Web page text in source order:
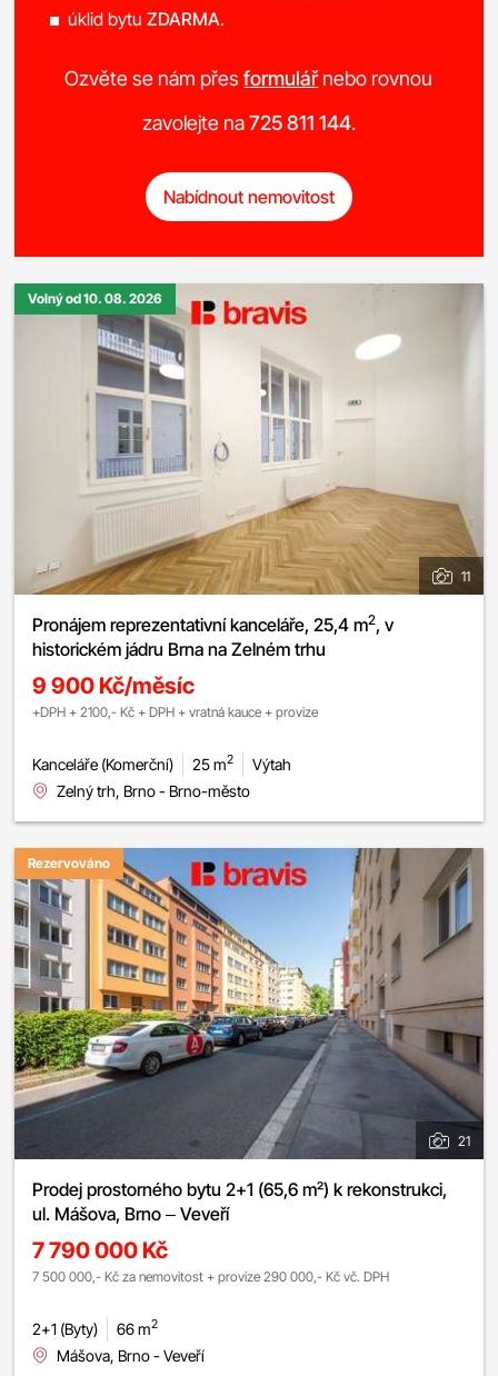
úklid bytuZDARMA.
Ozvěte se nám přesformulářnebo rovnou
zavolejte na725 811 144.
Nabídnout nemovitost
Volný od 10. 08. 2026
11
Pronájem reprezentativní kanceláře, 25,4 m2, v
historickém jádru Brna na Zelném trhu
9 900 Kč/měsíc
+DPH + 2100,- Kč + DPH + vratná kauce + provize
Kanceláře (Komerční) 25 m2
Výtah
Zelný trh, Brno - Brno-město
Rezervováno
21
Prodej prostorného bytu 2+1 (65,6 m²) k rekonstrukci,
ul. Mášova, Brno – Veveří
7 790 000 Kč
7 500 000,- Kč za nemovitost + provize 290 000,- Kč vč. DPH
2+1 (Byty) 66 m2
Mášova, Brno - Veveří